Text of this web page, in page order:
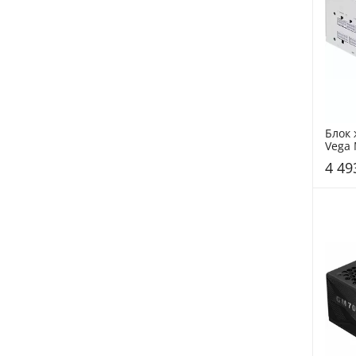
Блок
Vega
White
4